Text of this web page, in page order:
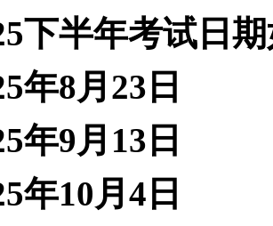
下半年考试日
年8月23日
年9月13日
年10月4日